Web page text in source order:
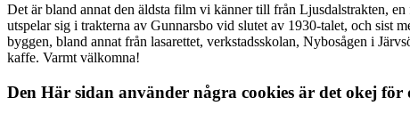
Det är bland annat den äldsta film vi känner till från Ljusdalstrakten,
utspelar sig i trakterna av Gunnarsbo vid slutet av 1930-talet, och sist
byggen, bland annat från lasarettet, verkstadsskolan, Nybosågen i
kaffe. Varmt välkomna!
Den Här sidan använder några cookies är det okej för